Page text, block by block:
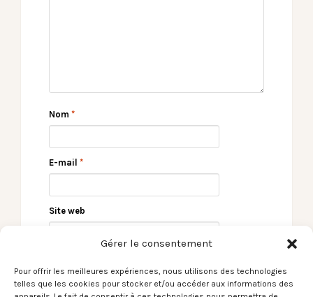
Gérer le consentement
Pour offrir les meilleures expériences, nous utilisons des technologies
telles que les cookies pour stocker et/ou accéder aux informations des
Nom *
E-mail *
Site web